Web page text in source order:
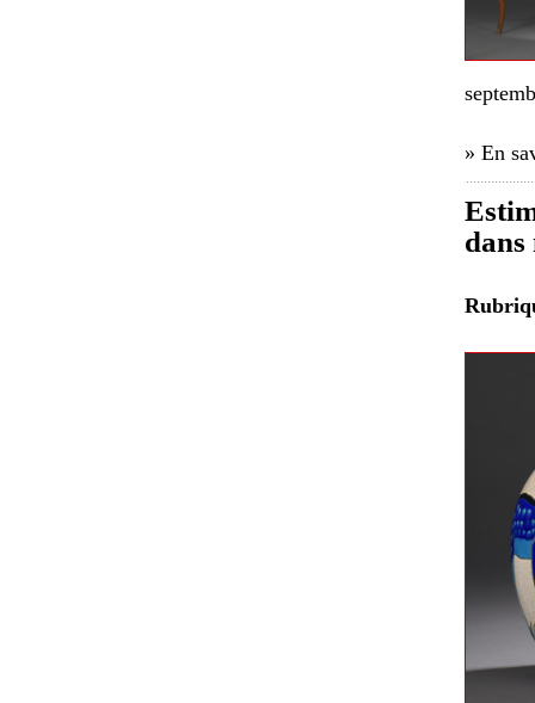
» En
dans